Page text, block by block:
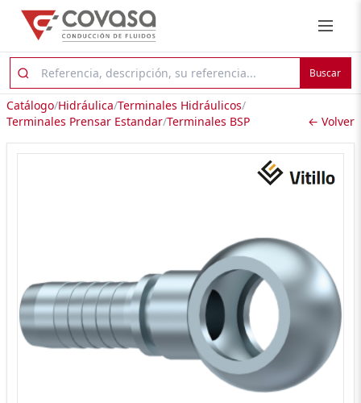
Buscar
Catálogo/Hidráulica/Terminales Hidráulicos/
Terminales Prensar Estandar/Terminales BSP ← Volver